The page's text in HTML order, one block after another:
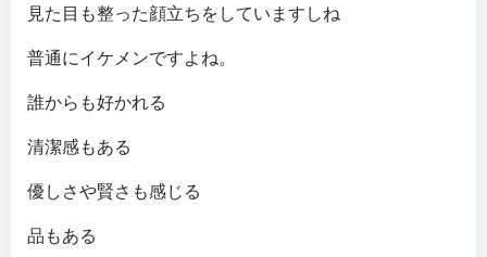
見た目も整った顔立ちをしていますしね
普通にイケメンですよね。
誰からも好かれる
清潔感もある
優しさや賢さも感じる
品もある